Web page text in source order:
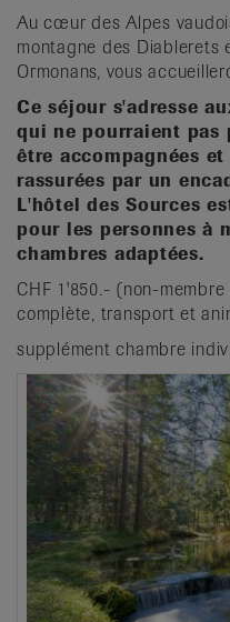
Au cœur des Alpes
montagne des Diablerets
Ormonans, vous
Ce séjour s'adresse
qui ne pourraient pas
être accompagnées
rassurées par un
L'hôtel des Sources
pour les personnes à
chambres adaptées.
CHF 1'850.- (non-
complète, transport et
supplément chambre